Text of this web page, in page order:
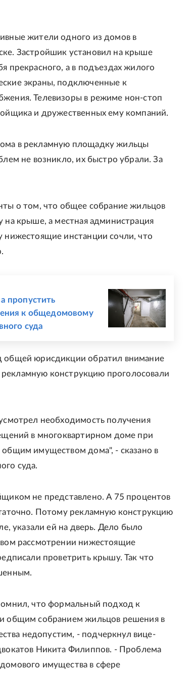
жители одного из домов в
Застройшик установил на крыше
прекрасного, а в подъездах жилого
экраны, подключенные к
Телевизоры в режиме нон-стоп
и дружественных ему компаний.
в рекламную площадку жильцы
не возникло, их быстро убрали. За
о том, что общее собрание жильцов
на крыше, а местная администрация
нижестоящие инстанции сочли, что
пропустить
к общедомовому
суда
общей юрисдикции обратил внимание
рекламную конструкцию проголосовали
необходимость получения
в многоквартирном доме при
имуществом дома", - сказано в
суда.
не представлено. А 75 процентов
Потому рекламную конструкцию
указали ей на дверь. Дело было
рассмотрении нижестоящие
проветрить крышу. Так что
что формальный подход к
общим собранием жильцов решения в
недопустим, - подчеркнул вице-
Никита Филиппов. - Проблема
имущества в сфере